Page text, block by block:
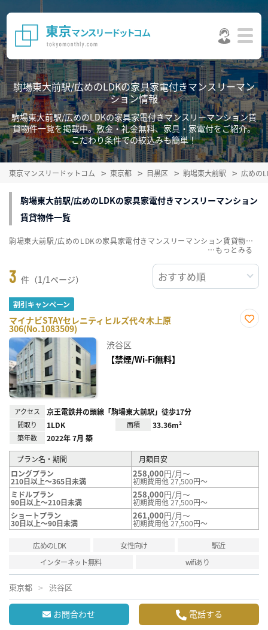
駒場東大前駅/広めのLDKの家具家電付きマンスリーマン
ション情報
駒場東大前駅/広めのLDKの家具家電付きマンスリーマンション賃
貸物件一覧を掲載中。敷金・礼金無料、家具・家電付をご紹介。
こだわり条件での絞込みも簡単！
東京マンスリードットコム 東京都 目黒区 駒場東大前駅 広めの
駒場東大前駅/広めのLDKの家具家電付きマンスリーマンション
賃貸物件一覧
3 件（1/1ページ）
割引キャンペーン
マイナビSTAYセレニティヒルズ代々木上原
306(No.1083509)
渋谷区
【禁煙/Wi-Fi無料】
アクセス 京王電鉄井の頭線「駒場東大前駅」徒歩17分
間取り 1LDK 面積 33.36m²
築年数 2022年 7月 築
プラン名・期間
月額目安
ロングプラン
210日以上～365日未満
258,000円/月～
初期費用他 27,500円～
ミドルプラン
90日以上～210日未満
258,000円/月～
初期費用他 27,500円～
ショートプラン
30日以上～90日未満
261,000円/月～
初期費用他 27,500円～
広めのLDK 女性向け
駅近
インターネット無料
wifiあり
東京都 渋谷区
お問合わせ 電話する
駒場東大前駅/広めのLDKの家具家電付きマンスリーマンション賃貸物件一覧を掲載中。敷金・礼金無料、家具・家電付をご紹介。こだわり条件での絞込みも簡単！
…